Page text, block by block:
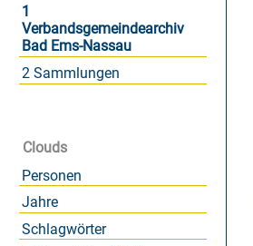
1
Verbandsgemeindearchiv
Bad Ems-Nassau
2 Sammlungen
Clouds
Personen
Jahre
Schlagwörter